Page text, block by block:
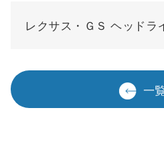
レクサス・ＧＳ ヘッドラ
一